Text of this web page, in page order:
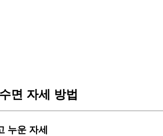
면 자세 방법
누운 자세